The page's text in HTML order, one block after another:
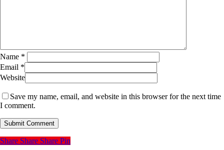
Name *
Email *
Website
Save my name, email, and website in this browser for the next time
I comment.
Share Share Share Pin